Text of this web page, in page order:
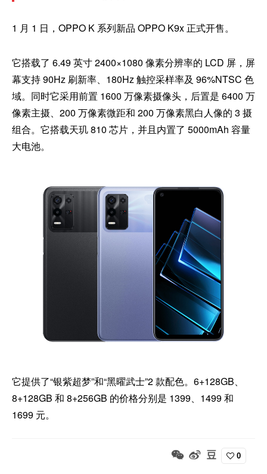
1 月 1 日，OPPO K 系列新品 OPPO K9x 正式开售。
它搭载了 6.49 英寸 2400×1080 像素分辨率的 LCD 屏，屏
幕支持 90Hz 刷新率、180Hz 触控采样率及 96%NTSC 色
域。同时它采用前置 1600 万像素摄像头，后置是 6400 万
像素主摄、200 万像素微距和 200 万像素黑白人像的 3 摄
组合。它搭载天玑 810 芯片，并且内置了 5000mAh 容量
大电池。
它提供了“银紫超梦”和“黑曜武士”2 款配色。6+128GB、
8+128GB 和 8+256GB 的价格分别是 1399、1499 和
1699 元。
0